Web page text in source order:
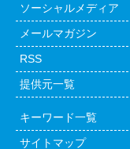
ソーシャルメディア
メールマガジン
RSS
提供元一覧
キーワード一覧
サイトマップ